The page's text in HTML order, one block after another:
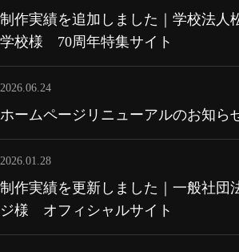
制作実績を追加しました｜学校法人
学校様 70周年特集サイト
2026.06.24
ホームページリニューアルのお知ら
2026.01.28
制作実績を更新しました｜一般社団
ジ様 オフィシャルサイト